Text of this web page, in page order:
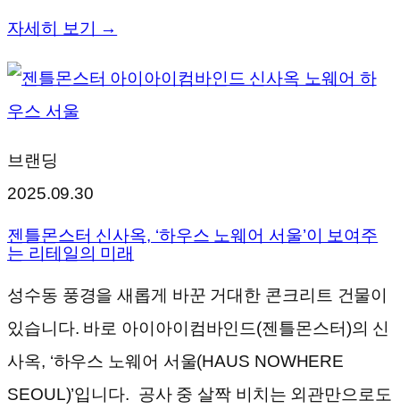
자세히 보기 →
브랜딩
2025.09.30
젠틀몬스터 신사옥, ‘하우스 노웨어 서울’이 보여주
는 리테일의 미래
성수동 풍경을 새롭게 바꾼 거대한 콘크리트 건물이
있습니다. 바로 아이아이컴바인드(젠틀몬스터)의 신
사옥, ‘하우스 노웨어 서울(HAUS NOWHERE
SEOUL)’입니다. 공사 중 살짝 비치는 외관만으로도